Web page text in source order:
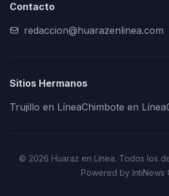
Contacto
redaccion@huarazenlinea.com
Sitios Hermanos
Trujillo en LíneaChimbote en Línea
© 2026 Huaraz en Línea. Todos los
Powered by IntiNews